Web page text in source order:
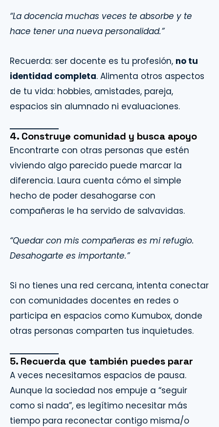
“La docencia muchas veces te absorbe y te
hace tener una nueva personalidad.”
Recuerda: ser docente es tu profesión, no tu
identidad completa. Alimenta otros aspectos
de tu vida: hobbies, amistades, pareja,
espacios sin alumnado ni evaluaciones.
4. Construye comunidad y busca apoyo
Encontrarte con otras personas que estén
viviendo algo parecido puede marcar la
diferencia. Laura cuenta cómo el simple
hecho de poder desahogarse con
compañeras le ha servido de salvavidas.
“Quedar con mis compañeras es mi refugio.
Desahogarte es importante.”
Si no tienes una red cercana, intenta conectar
con comunidades docentes en redes o
participa en espacios como Kumubox, donde
otras personas comparten tus inquietudes.
5. Recuerda que también puedes parar
A veces necesitamos espacios de pausa.
Aunque la sociedad nos empuje a “seguir
como si nada”, es legítimo necesitar más
tiempo para reconectar contigo misma/o